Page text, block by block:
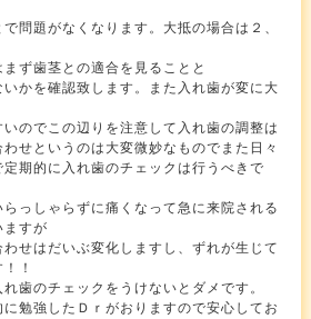
問題がなくなります。大抵の場合は２、
ず歯茎との適合を見ることと
かを確認致します。また入れ歯が変に大
のでこの辺りを注意して入れ歯の調整は
せというのは大変微妙なものでまた日々
期的に入れ歯のチェックは行うべきで
っしゃらずに痛くなって急に来院される
ますが
せはだいぶ変化しますし、ずれが生じて
！
歯のチェックをうけないとダメです。
勉強したＤｒがおりますので安心してお